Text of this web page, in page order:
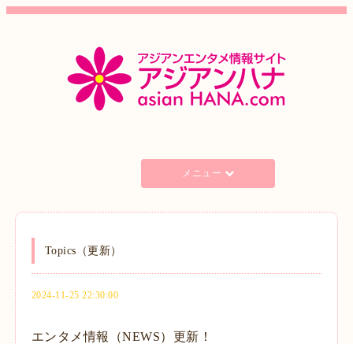
メニュー
Topics（更新）
2024-11-25 22:30:00
エンタメ情報（NEWS）更新！